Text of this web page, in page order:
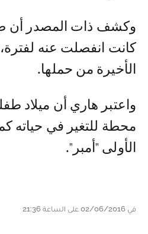
وكشف ذات المصدر أن
كانت انفصلت عنه لفترة،
الأخيرة من حملها.
واعتبر هاري أن ميلاد
محطة للتغير في حياته
الأولى "أمبر".
في 02/06/2016 على الساعة 21:36